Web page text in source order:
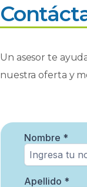
Un asesor te
nuestra oferta y